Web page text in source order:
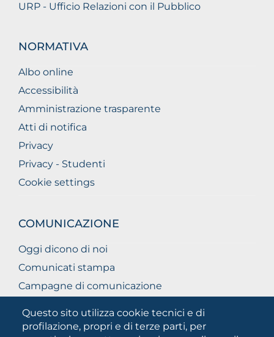
Questo sito utilizza cookie tecnici e di
profilazione, propri e di terze parti, per
URP - Ufficio Relazioni con il Pubblico
NORMATIVA
Albo online
Accessibilità
Amministrazione trasparente
Atti di notifica
Privacy
Privacy - Studenti
Cookie settings
COMUNICAZIONE
Oggi dicono di noi
Comunicati stampa
Campagne di comunicazione
Unifg Mag